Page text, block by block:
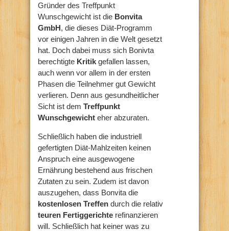
Gründer des Treffpunkt
Wunschgewicht ist die Bonvita
GmbH, die dieses Diät-Programm
vor einigen Jahren in die Welt gesetzt
hat. Doch dabei muss sich Bonivta
berechtigte Kritik gefallen lassen,
auch wenn vor allem in der ersten
Phasen die Teilnehmer gut Gewicht
verlieren. Denn aus gesundheitlicher
Sicht ist dem Treffpunkt
Wunschgewicht eher abzuraten.
Schließlich haben die industriell
gefertigten Diät-Mahlzeiten keinen
Anspruch eine ausgewogene
Ernährung bestehend aus frischen
Zutaten zu sein. Zudem ist davon
auszugehen, dass Bonvita die
kostenlosen Treffen durch die relativ
teuren Fertiggerichte refinanzieren
will. Schließlich hat keiner was zu